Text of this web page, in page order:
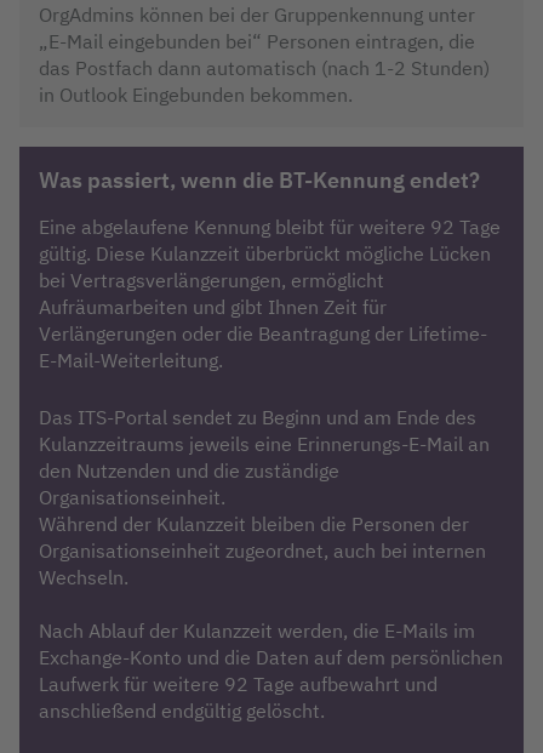
OrgAdmins können bei der Gruppenkennung unter
„E-Mail eingebunden bei“ Personen eintragen, die
das Postfach dann automatisch (nach 1-2 Stunden)
in Outlook Eingebunden bekommen.
Was passiert, wenn die BT-Kennung endet?
Eine abgelaufene Kennung bleibt für weitere 92 Tage
gültig. Diese Kulanzzeit überbrückt mögliche Lücken
bei Vertragsverlängerungen, ermöglicht
Aufräumarbeiten und gibt Ihnen Zeit für
Verlängerungen oder die Beantragung der Lifetime-
E-Mail-Weiterleitung.
Das ITS-Portal sendet zu Beginn und am Ende des
Kulanzzeitraums jeweils eine Erinnerungs-E-Mail an
den Nutzenden und die zuständige
Organisationseinheit.
Während der Kulanzzeit bleiben die Personen der
Organisationseinheit zugeordnet, auch bei internen
Wechseln.
Nach Ablauf der Kulanzzeit werden, die E-Mails im
Exchange-Konto und die Daten auf dem persönlichen
Laufwerk für weitere 92 Tage aufbewahrt und
anschließend endgültig gelöscht.